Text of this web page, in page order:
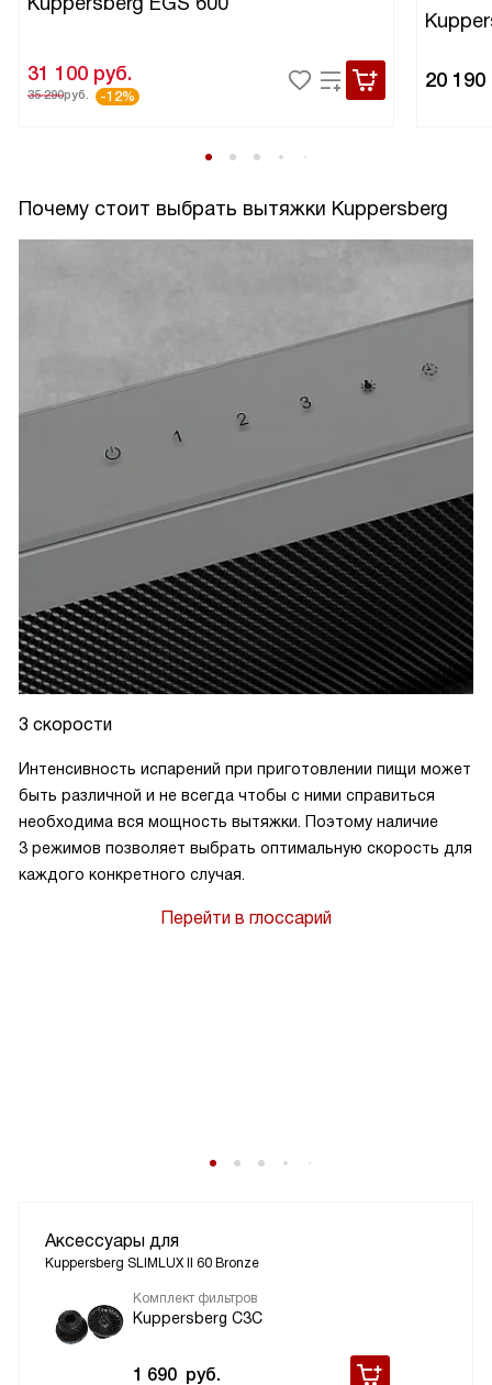
31 100 руб.
35 290руб. -12%
20 190
Почему стоит выбрать вытяжки Kuppersberg
3 скорости
Интенсивность испарений при приготовлении пищи может
быть различной и не всегда чтобы с ними справиться
необходима вся мощность вытяжки. Поэтому наличие
3 режимов позволяет выбрать оптимальную скорость для
каждого конкретного случая.
Перейти в глоссарий
Аксессуары для
Kuppersberg SLIMLUX II 60 Bronze
Комплект фильтров
Kuppersberg С3С
1 690 руб.